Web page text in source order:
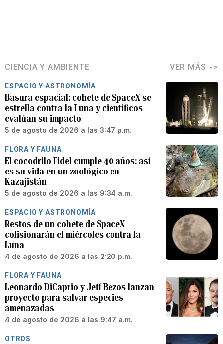
CIENCIA Y AMBIENTE VER MÁS
ESPACIO Y ASTRONOMÍA
Basura espacial: cohete de SpaceX se
estrella contra la Luna y científicos
evalúan su impacto
5 de agosto de 2026 a las 3:47 p.m.
FLORA Y FAUNA
El cocodrilo Fidel cumple 40 años: así
es su vida en un zoológico en
Kazajistán
5 de agosto de 2026 a las 9:34 a.m.
ESPACIO Y ASTRONOMÍA
Restos de un cohete de SpaceX
colisionarán el miércoles contra la
Luna
4 de agosto de 2026 a las 2:20 p.m.
FLORA Y FAUNA
Leonardo DiCaprio y Jeff Bezos lanzan
proyecto para salvar especies
amenazadas
4 de agosto de 2026 a las 9:47 a.m.
OTROS